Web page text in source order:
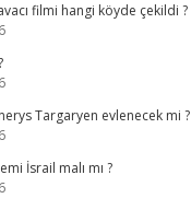
filmi hangi köyde çekildi ?
Targaryen evlenecek mi ?
İsrail malı mı ?